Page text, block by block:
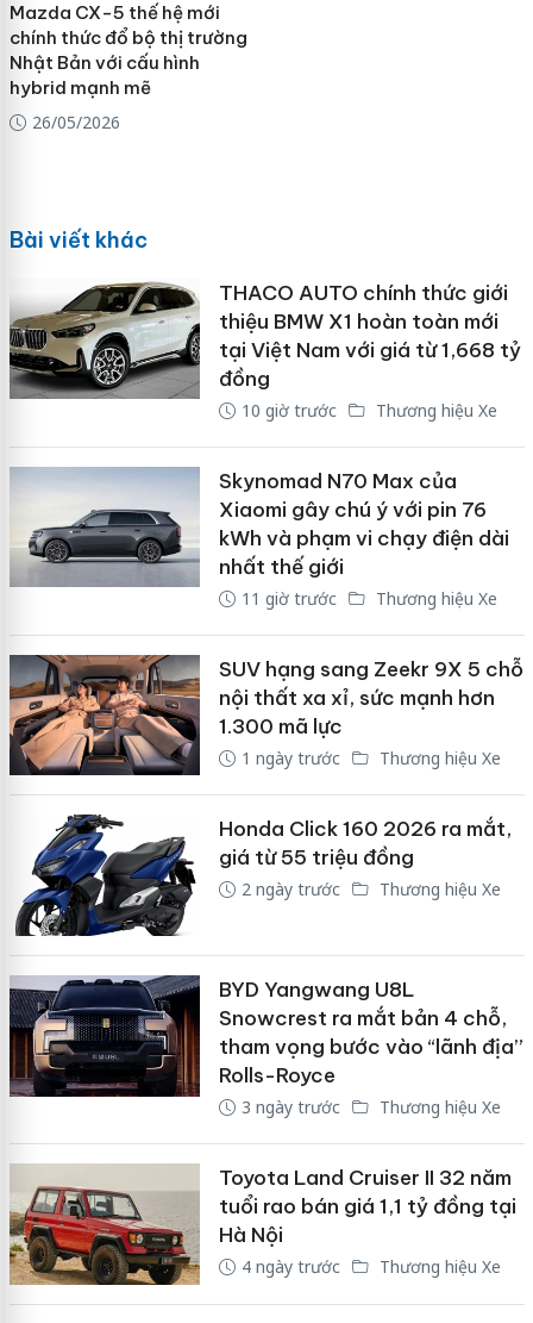
Mazda CX-5 thế hệ mới
chính thức đổ bộ thị trường
Nhật Bản với cấu hình
hybrid mạnh mẽ
26/05/2026
Bài viết khác
THACO AUTO chính thức giới
thiệu BMW X1 hoàn toàn mới
tại Việt Nam với giá từ 1,668 tỷ
đồng
10 giờ trước Thương hiệu Xe
Skynomad N70 Max của
Xiaomi gây chú ý với pin 76
kWh và phạm vi chạy điện dài
nhất thế giới
11 giờ trước Thương hiệu Xe
SUV hạng sang Zeekr 9X 5 chỗ
nội thất xa xỉ, sức mạnh hơn
1.300 mã lực
1 ngày trước Thương hiệu Xe
Honda Click 160 2026 ra mắt,
giá từ 55 triệu đồng
2 ngày trước Thương hiệu Xe
BYD Yangwang U8L
Snowcrest ra mắt bản 4 chỗ,
tham vọng bước vào “lãnh địa”
Rolls-Royce
3 ngày trước Thương hiệu Xe
Toyota Land Cruiser II 32 năm
tuổi rao bán giá 1,1 tỷ đồng tại
Hà Nội
4 ngày trước Thương hiệu Xe